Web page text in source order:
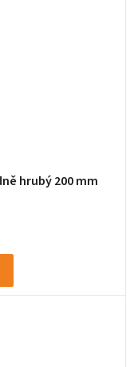
hrubý 200 mm